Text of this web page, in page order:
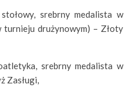
srebrny medalista w
drużynowym) – Złoty
srebrny medalista w
Zasługi,